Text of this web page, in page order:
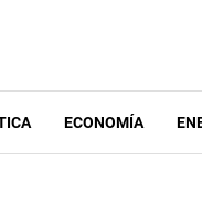
ECONOMÍA